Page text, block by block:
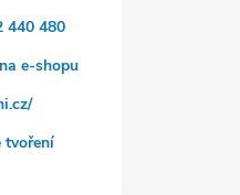
440 480
e-shopu
tvoření